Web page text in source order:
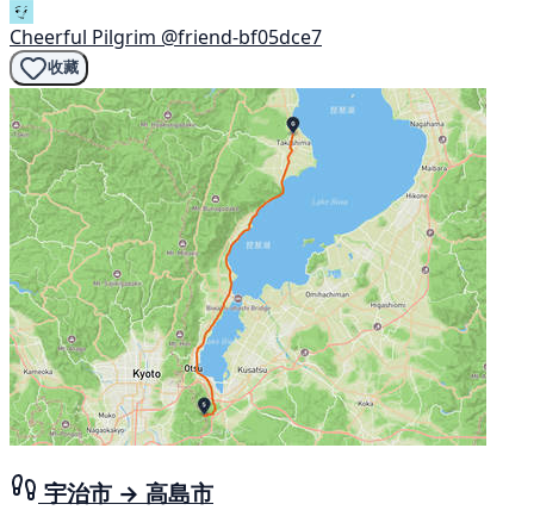
Cheerful Pilgrim @friend-bf05dce7
收藏
宇治市 → 高島市